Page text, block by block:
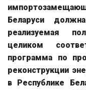
Беларуси
реализуемая
целиком
программа по
реконструкции
в Республике